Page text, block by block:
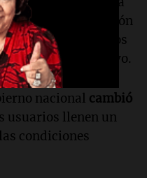
enviara el padrón
la Secretaría y ellos
explicó Camponovo.
nacional cambió
usuarios llenen un
condiciones